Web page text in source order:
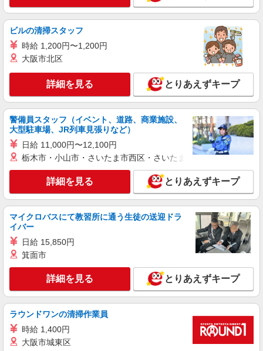
時給1500円 【月収例】1500円×7時間30分×21
日＝236,250円＋残業代（時給×1.25倍）※スキル
120-0026 東京都足立区千住旭町42-2 ルミネ
キープ 詳細を見る
株式会社シーエーセールススタッフ/tkMK41008a
アパレル販売
時給1550円〜1600円 ※経験・能力による
【月収例】1600円×8時間×15日＝281,600円＋残業
代（時給×1.25倍）※スキルにより異なります。
120-0026 東京都 足立区千住旭町42-2 ルミ
ネ 3F
キープ 詳細を見る
a.v.v 北千住マルイ店
月給20万8,334円〜31万6,667円 固定残業時間
（トータル） 5.00時間/月 残業代 0円〜1万1,334
円 試用期間中 時給1,250円〜1,600円（試用期間6
の有無にかかわらず支給し、5時間を超える分につ
いては追加で支給いたします。 ・店舗売上予算達
成度合いに応じて別途業績給の支給あ り 経験やス
92 丸井北千住
キープ 詳細を見る
ビルの清掃スタッフ
時給 1,200円〜1,200円
大阪市北区
詳細を見る とりあえずキープ
警備員スタッフ（イベント、道路、商業施設、
大型駐車場、JR列車見張りなど）
日給 11,000円〜12,100円
栃木市・小山市・さいたま市西区・さいたま市岩槻区・久喜市・
詳細を見る とりあえずキープ
マイクロバスにて教習所に通う生徒の送迎ドラ
イバー
日給 15,850円
箕面市
詳細を見る とりあえずキープ
ラウンドワンの清掃作業員
時給 1,400円
大阪市城東区